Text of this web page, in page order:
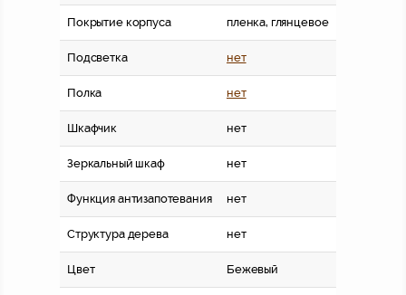
Покрытие корпуса пленка, глянцевое
Подсветка нет
Полка нет
Шкафчик нет
Зеркальный шкаф нет
Функция антизапотевания нет
Структура дерева нет
Цвет Бежевый